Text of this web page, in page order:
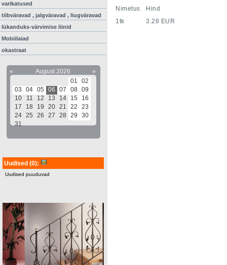
varikatused
tiibväravad , jalgväravad , liugväravad
lükanduks-värvimise liinid
Mobiilaiad
okastraat
« August 2026
»
01
02
03
04 05 06 07 08 09
10
11 12 13 14 15
16
17
18 19 20 21 22
23
24 25 26 27 28 29
30
31
Uudised (0):
Uudised puuduvad
Nimetus
Hind
1tk
3.28 EUR